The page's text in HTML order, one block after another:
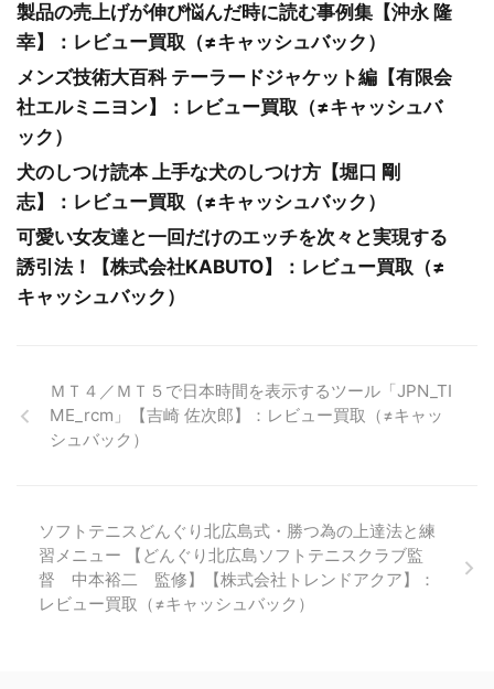
製品の売上げが伸び悩んだ時に読む事例集【沖永 隆
幸】：レビュー買取（≠キャッシュバック）
メンズ技術大百科 テーラードジャケット編【有限会
社エルミニヨン】：レビュー買取（≠キャッシュバ
ック）
犬のしつけ読本 上手な犬のしつけ方【堀口 剛
志】：レビュー買取（≠キャッシュバック）
可愛い女友達と一回だけのエッチを次々と実現する
誘引法！【株式会社KABUTO】：レビュー買取（≠
キャッシュバック）
ＭＴ４／ＭＴ５で日本時間を表示するツール「JPN_TI
ME_rcm」【吉崎 佐次郎】：レビュー買取（≠キャッ
シュバック）
ソフトテニスどんぐり北広島式・勝つ為の上達法と練
習メニュー 【どんぐり北広島ソフトテニスクラブ監
督 中本裕二 監修】【株式会社トレンドアクア】：
レビュー買取（≠キャッシュバック）